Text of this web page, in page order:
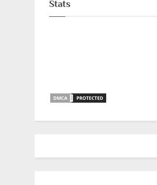
Stats